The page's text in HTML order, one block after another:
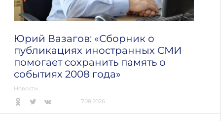
Юрий Вазагов: «Сборник о
публикациях иностранных СМИ
помогает сохранить память о
событиях 2008 года»
Новости
7.08.2026